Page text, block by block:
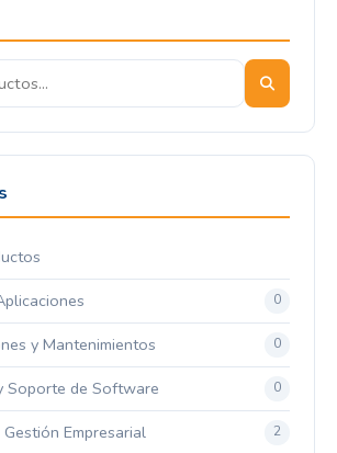
0
y Mantenimientos 0
Soporte de Software 0
Empresarial 2